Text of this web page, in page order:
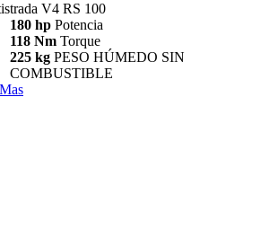
V4 RS 100
180 hp Potencia
118 Nm Torque
225 kg PESO HÚMEDO SIN
COMBUSTIBLE